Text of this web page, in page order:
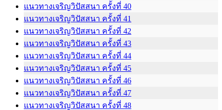
แนวทางเจริญวิปัสสนา ครั้งที่ 40
แนวทางเจริญวิปัสสนา ครั้งที่ 41
แนวทางเจริญวิปัสสนา ครั้งที่ 42
แนวทางเจริญวิปัสสนา ครั้งที่ 43
แนวทางเจริญวิปัสสนา ครั้งที่ 44
แนวทางเจริญวิปัสสนา ครั้งที่ 45
แนวทางเจริญวิปัสสนา ครั้งที่ 46
แนวทางเจริญวิปัสสนา ครั้งที่ 47
แนวทางเจริญวิปัสสนา ครั้งที่ 48